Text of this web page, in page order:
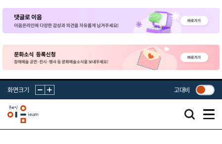
화면크기 고대비